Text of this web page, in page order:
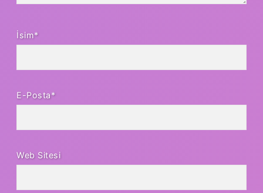
İsim*
E-Posta*
Web Sitesi